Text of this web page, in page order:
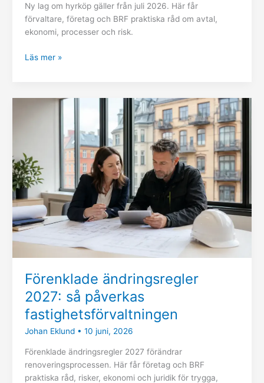
Ny lag om hyrköp gäller från juli 2026. Här får
förvaltare, företag och BRF praktiska råd om avtal,
ekonomi, processer och risk.
Läs mer »
Förenklade ändringsregler
2027: så påverkas
fastighetsförvaltningen
Johan Eklund • 10 juni, 2026
Förenklade ändringsregler 2027 förändrar
renoveringsprocessen. Här får företag och BRF
praktiska råd, risker, ekonomi och juridik för trygga,
Förenklade
påverkas
fastighetsförvaltningen